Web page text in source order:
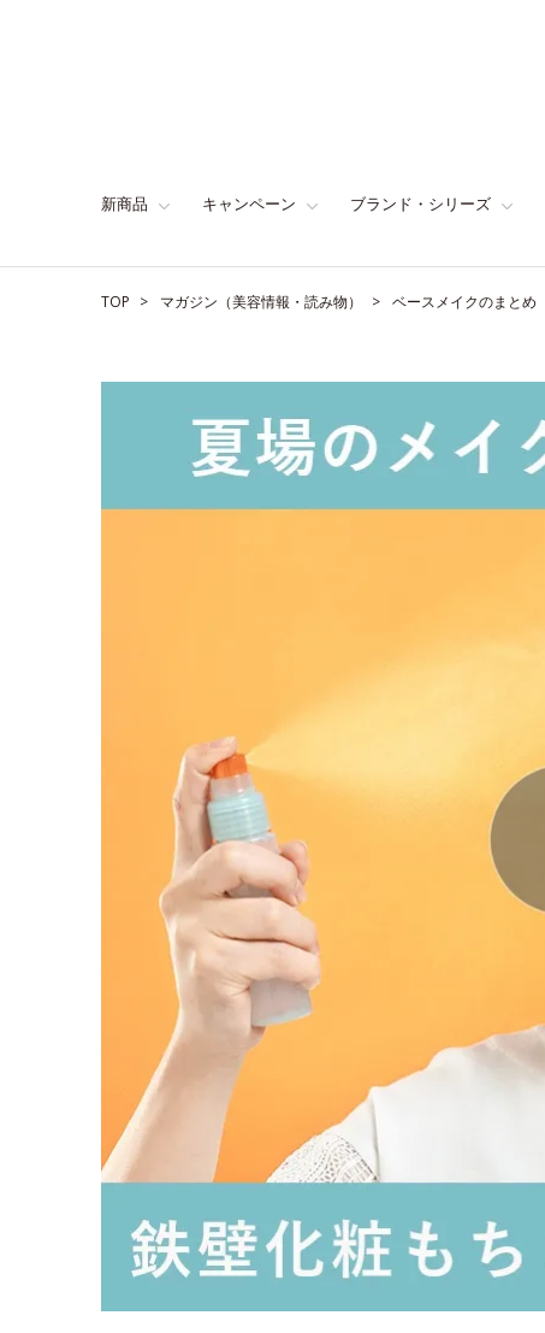
新商品 キャンペーン ブランド・シリーズ
TOP マガジン（美容情報・読み物） ベースメイクのまとめ